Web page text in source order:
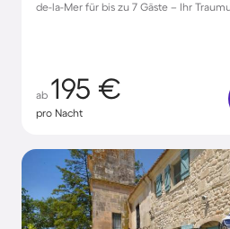
de-la-Mer für bis zu 7 Gäste – Ihr
ab 195 €
pro Nacht